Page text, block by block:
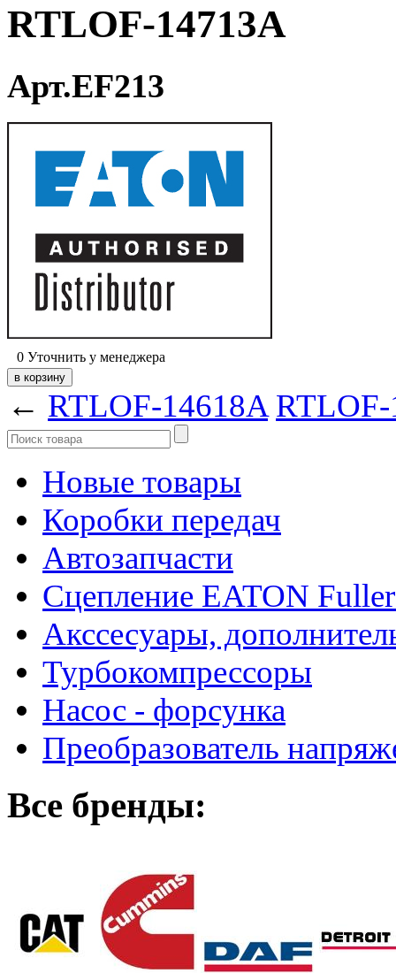
RTLOF-14713A
Арт.EF213
0 Уточнить у менеджера
← RTLOF-14618A
Новые товары
Коробки передач
Автозапчасти
Сцепление EATON
Акссесуары,
Турбокомпрессоры
Насос - форсунка
Преобразователь
Все бренды: